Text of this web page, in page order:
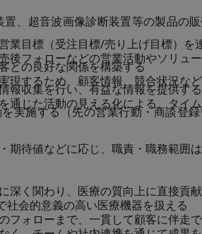
置、超音波画像診断装置等の製品の
業目標（受注目標/売り上げ目標）を
後フォローなどの営業活動やソリュ
との良好な関係を構築する
現するため、顧客情報、競合状況な
報収集を行い、有益な情報を提供する
通じた活動の見える化による、タイ
実施する（先の営業行動・商談登
期待値などに応じ、職責・職務範囲
深く関わり、医療の質向上に直接貢
社会的意義の高い医療機器を扱える
フォローまで、一貫して顧客に伴走